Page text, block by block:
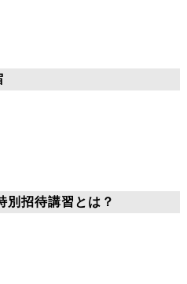
招待講習とは？